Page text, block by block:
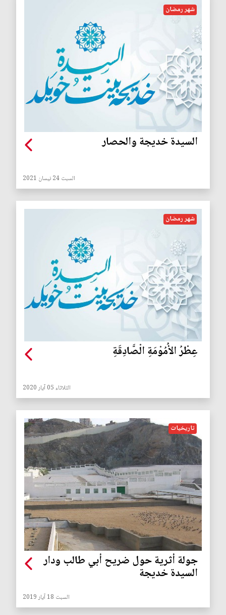
شهر رمضان
السيدة خديجة والحصار
السبت 24 نيسان 2021
شهر رمضان
عِطْرُ الأُمُوْمَةِ الْصَّادِقَةِ
الثلاثاء 05 آيار 2020
تاريخيات
جولة أثرية حول ضريح أبي طالب ودار
السيدة خديجة
السبت 18 آيار 2019